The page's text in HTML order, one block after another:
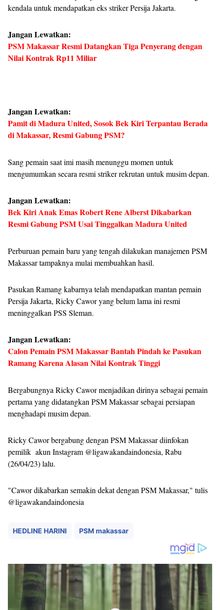
kendala untuk mendapatkan eks striker Persija Jakarta.
Jangan Lewatkan:
PSM Makassar Resmi Datangkan Tiga Penyerang dengan
Nilai Kontrak Rp11 Miliar
Jangan Lewatkan:
Pamit di Madura United, Sosok Bek Kiri Terpantau Berada
di Makassar, Resmi Gabung PSM?
Sang pemain saat imi masih menunggu momen untuk
mengumumkan secara resmi striker rekrutan untuk musim depan.
Jangan Lewatkan:
Bek Kiri Anak Emas Robert Rene Alberst Dikabarkan
Resmi Gabung PSM Usai Tinggalkan Madura United
Perburuan pemain baru yang tengah dilakukan manajemen PSM
Makassar tampaknya mulai membuahkan hasil.
Pasukan Ramang kabarnya telah mendapatkan mantan pemain
Persija Jakarta, Ricky Cawor yang belum lama ini resmi
meninggalkan PSS Sleman.
Jangan Lewatkan:
Calon Pemain PSM Makassar Bantah Pindah ke Pasukan
Ramang Karena Alasan Nilai Kontrak Tinggi
Bergabungnya Ricky Cawor menjadikan dirinya sebagai pemain
pertama yang didatangkan PSM Makassar sebagai persiapan
menghadapi musim depan.
Ricky Cawor bergabung dengan PSM Makassar diinfokan
pemilik akun Instagram @ligawakandaindonesia, Rabu
(26/04/23) lalu.
"Cawor dikabarkan semakin dekat dengan PSM Makassar," tulis
@ligawakandaindonesia
HEDLINE HARINI PSM makassar